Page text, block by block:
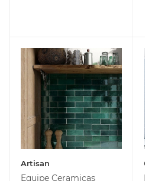
Artisan
Equipe Ceramicas